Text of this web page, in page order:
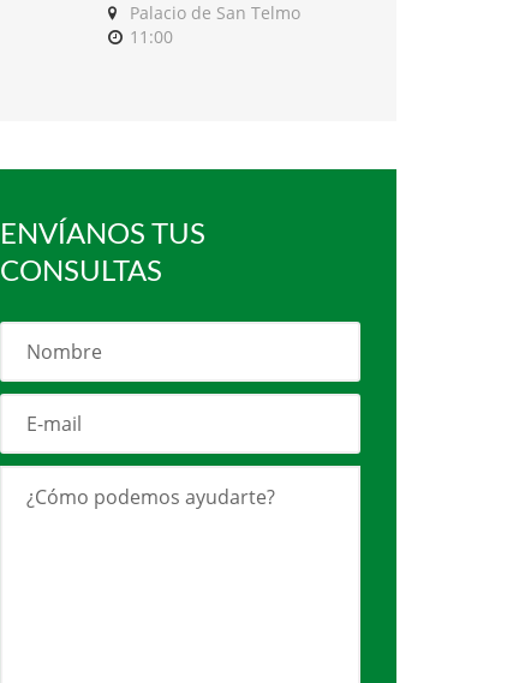
Palacio de San Telmo
11:00
ENVÍANOS TUS
CONSULTAS